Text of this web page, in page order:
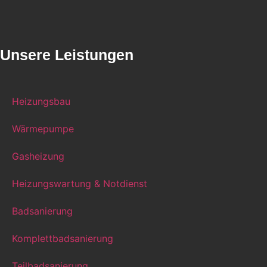
Unsere Leistungen
Heizungsbau
Wärmepumpe
Gasheizung
Heizungswartung & Notdienst
Badsanierung
Komplettbadsanierung